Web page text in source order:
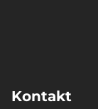
Kontakt